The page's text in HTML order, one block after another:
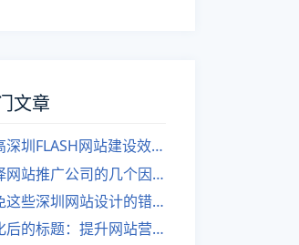
文章
提高深圳FLASH网站建设效率的建议
选择网站推广公司的几个因素
避免这些深圳网站设计的错误
优化后的标题：提升网站营销绩效的策略